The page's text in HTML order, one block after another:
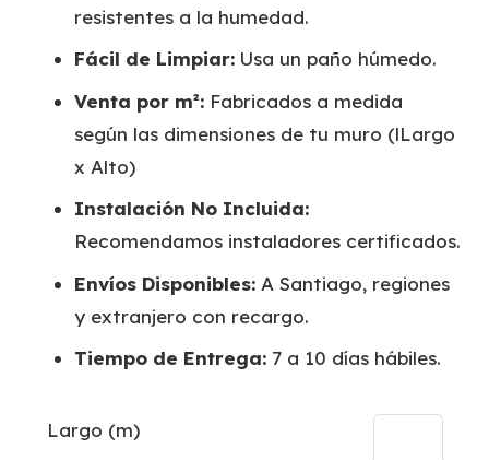
resistentes a la humedad.
Fácil de Limpiar: Usa un paño húmedo.
Venta por m²: Fabricados a medida
según las dimensiones de tu muro (lLargo
x Alto)
Instalación No Incluida:
Recomendamos instaladores certificados.
Envíos Disponibles: A Santiago, regiones
y extranjero con recargo.
Tiempo de Entrega: 7 a 10 días hábiles.
Largo (m)